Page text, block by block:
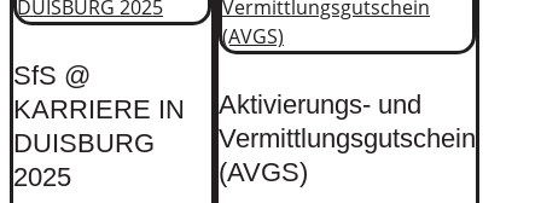
SfS @
KARRIERE IN
DUISBURG
2025
Aktivierungs- und
Vermittlungsgutschein
(AVGS)